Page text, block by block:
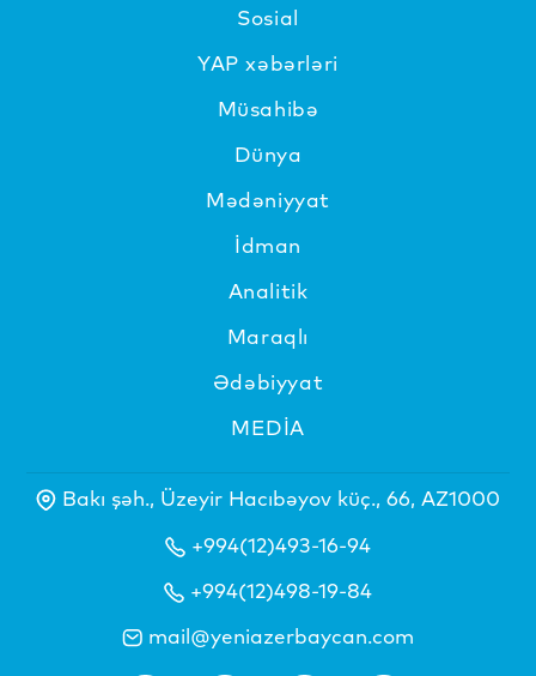
Sosial
YAP xəbərləri
Müsahibə
Dünya
Mədəniyyat
İdman
Analitik
Maraqlı
Ədəbiyyat
MEDİA
Bakı şəh., Üzeyir Hacıbəyov küç., 66, AZ1000
+994(12)493-16-94
+994(12)498-19-84
mail@yeniazerbaycan.com